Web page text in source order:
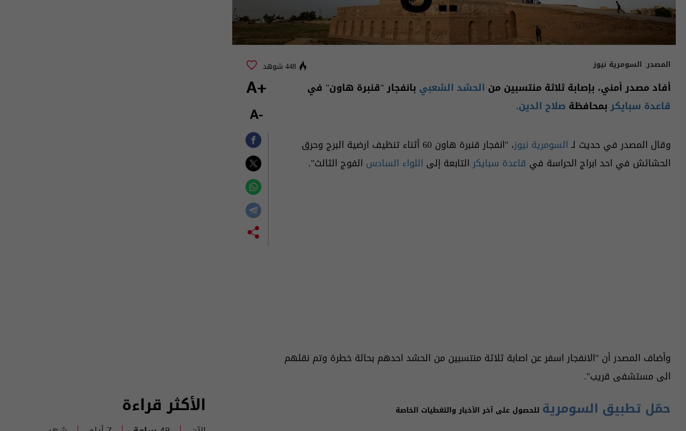
المصدر: السومرية نيوز 448 شوهد
أفاد مصدر أمني، بإصابة ثلاثة منتسبين من الحشد الشعبي بانفجار "قنبرة هاون" في
قاعدة سبايكربمحافظة صلاح الدين.​
وقال المصدر في حديث لـ السومرية نيوز
، "انفجار قنبرة هاون 60 أثناء تنظيف ارضية البرج وحرق
الحشائش في احد ابراج الحراسة في قاعدة سبايكرالتابعة إلى اللواء السادس الفوج الثالث".
وأضاف المصدر أن "الانفجار اسفر عن اصابة ثلاثة منتسبين من الحشد احدهم بحالة خطرة وتم نقلهم
الى مستشفى قريب".
حمّل تطبيق السومرية للحصول على آخر الأخبار والتغطيات الخاصة
+A
-A
الأكثر قراءة